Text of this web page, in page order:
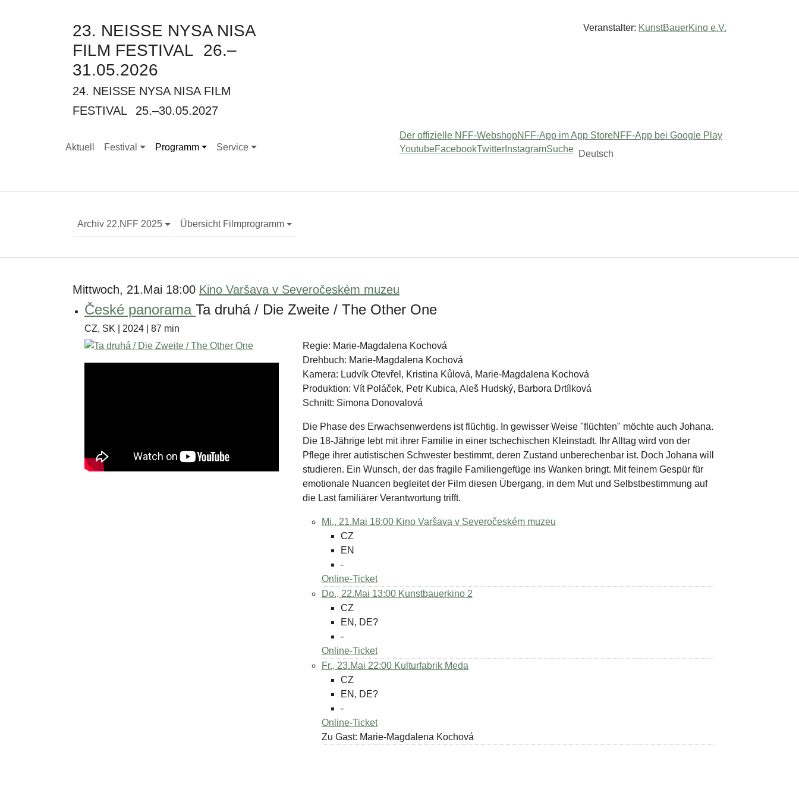
23. NEISSE NYSA NISA
FILM FESTIVAL 26.–
31.05.2026
24. NEISSE NYSA NISA FILM
FESTIVAL
25.–30.05.2027
Veranstalter: KunstBauerKino e.V.
Aktuell Festival
Submenu for "Festival"
Programm
Submenu for "Programm"
Service
Submenu for "Service"
Der offizielle NFF-WebshopNFF-App im App StoreNFF-App bei Google Play
YoutubeFacebookTwitter InstagramSuche Deutsch
Archiv 22.NFF 2025 Übersicht Filmprogramm
Mittwoch, 21.Mai 18:00 Kino Varšava v Severočeském muzeu
České panorama Ta druhá / Die Zweite / The Other One
CZ, SK | 2024 | 87 min
Regie: Marie-Magdalena Kochová
Drehbuch: Marie-Magdalena Kochová
Kamera: Ludvík Otevřel, Kristina Kůlová, Marie-Magdalena Kochová
Produktion: Vít Poláček, Petr Kubica, Aleš Hudský, Barbora Drtílková
Schnitt: Simona Donovalová
Die Phase des Erwachsenwerdens ist flüchtig. In gewisser Weise "flüchten" möchte auch Johana.
Die 18-Jährige lebt mit ihrer Familie in einer tschechischen Kleinstadt. Ihr Alltag wird von der
Pflege ihrer autistischen Schwester bestimmt, deren Zustand unberechenbar ist. Doch Johana will
studieren. Ein Wunsch, der das fragile Familiengefüge ins Wanken bringt. Mit feinem Gespür für
emotionale Nuancen begleitet der Film diesen Übergang, in dem Mut und Selbstbestimmung auf
die Last familiärer Verantwortung trifft.
Mi., 21.Mai 18:00 Kino Varšava v Severočeském muzeu
CZ
EN
-
Online-Ticket
Do., 22.Mai 13:00 Kunstbauerkino 2
CZ
EN, DE?
-
Online-Ticket
Fr., 23.Mai 22:00 Kulturfabrik Meda
CZ
EN, DE?
-
Online-Ticket
Zu Gast: Marie-Magdalena Kochová